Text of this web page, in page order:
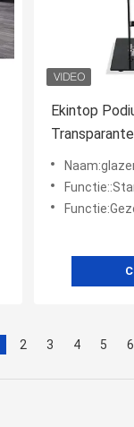
Ekintop
Lezenaar
2 3 4 5 6